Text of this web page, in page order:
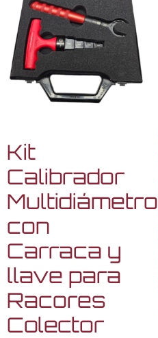
Kit
Calibrador
Multidiámetro
con
Carraca y
llave para
Racores
Colector